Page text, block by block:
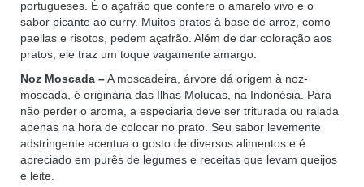
portugueses. É o açafrão que confere o amarelo vivo e o
sabor picante ao curry. Muitos pratos à base de arroz, como
paellas e risotos, pedem açafrão. Além de dar coloração aos
pratos, ele traz um toque vagamente amargo.
Noz Moscada –A moscadeira, árvore dá origem à noz-
moscada, é originária das Ilhas Molucas, na Indonésia. Para
não perder o aroma, a especiaria deve ser triturada ou ralada
apenas na hora de colocar no prato. Seu sabor levemente
adstringente acentua o gosto de diversos alimentos e é
apreciado em purês de legumes e receitas que levam queijos
e leite.